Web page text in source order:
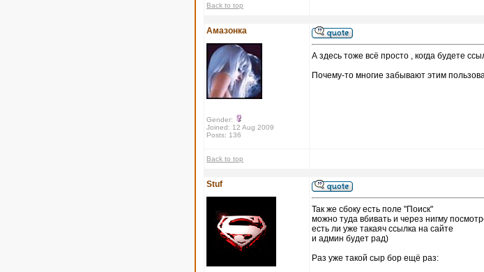
Back to top
Амазонка
Gender:
Joined: 12 Aug 2009
Posts: 136
А здесь тоже всё просто , когда будете
Почему-то многие забывают этим
Back to top
Stuf
Так же сбоку есть поле "Поиск"
можно туда вбивать и через нигму
есть ли уже такаяч ссылка на сайте
и админ будет рад)
Раз уже такой сыр бор ещё раз: